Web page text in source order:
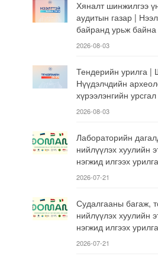
Хяналт шинжилгээ
аудитын газар |
байранд урьж байна
2026-08-03
Тендерийн урилга
Нүүдэлчдийн
хүрээлэнгийн
2026-08-03
Лабораторийн
нийлүүлэх хуулийн
нэгжид илгээх урилга
2026-07-21
Судалгааны багаж,
нийлүүлэх хуулийн
нэгжид илгээх урилга
2026-07-21